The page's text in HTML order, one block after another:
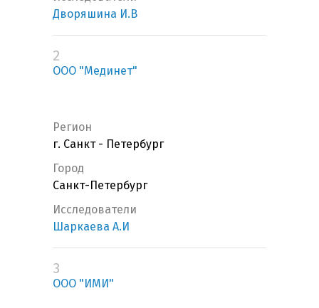
Дворяшина И.В
2
ООО "Мединет"
Регион
г. Санкт - Петербург
Город
Санкт-Петербург
Исследователи
Шаркаева А.И
3
ООО "ИМИ"